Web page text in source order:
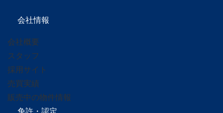
会社情報
会社概要
スタッフ
採用サイト
売買実績
販売中の物件情報